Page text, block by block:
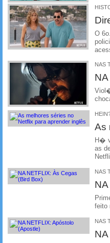
O
NAS
As
H�
as
NAS
feito
NAS